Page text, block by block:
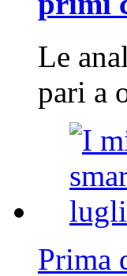
Le
pari a
Prima